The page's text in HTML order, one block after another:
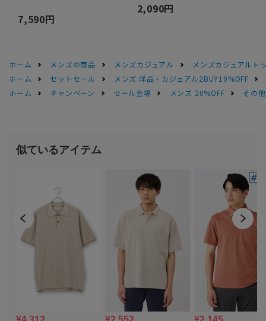
7,590円
2,090円
ホーム メンズの商品 メンズカジュアル
メンズカジュアルト
ホーム
セットセール
メンズ 洋品・カジュアル2BUY10%OFF
ホーム
キャンペーン セール会場 メンズ 20%OFF その